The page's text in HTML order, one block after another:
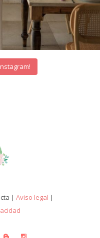
| Aviso legal |